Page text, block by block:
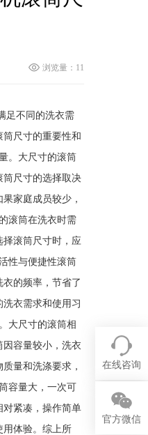
浏览量：11
足不同的洗衣需
尺寸的重要性和
。大尺寸的滚筒
筒尺寸的选择取决
家庭成员较少，
滚筒在洗衣时需
择滚筒尺寸时，应
性与便捷性滚筒
的频率，节省了
衣需求和使用习
大尺寸的滚筒相
因容量较小，洗衣
量和洗涤要求，
容量大，一次可
对紧凑，操作简单
用体验。综上所
在线咨询
官方微信